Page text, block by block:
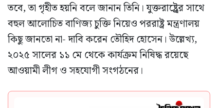
তবে, তা গৃহীত হয়নি বলে জানান তিনি। যুক্তরাষ্ট্র্রের সাথে
বহুল আলোচিত বাণিজ্য চুক্তি নিয়েও পররাষ্ট্র মন্ত্রণালয়
কিছু জানতো না- দাবি করেন তৌহিদ হোসেন। উল্লেখ্য,
২০২৫ সালের ১১ মে থেকে কার্যক্রম নিষিদ্ধ রয়েছে
আওয়ামী লীগ ও সহযোগী সংগঠনের।